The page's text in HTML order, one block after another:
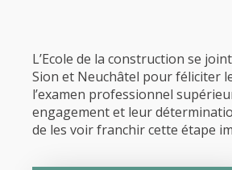
L’Ecole de la construction se
Sion et Neuchâtel pour féliciter
l’examen professionnel
engagement et leur
de les voir franchir cette étape